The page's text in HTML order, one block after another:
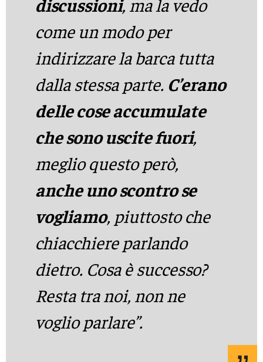
discussioni, ma la vedo
come un modo per
indirizzare la barca tutta
dalla stessa parte. C’erano
delle cose accumulate
che sono uscite fuori,
meglio questo però,
anche uno scontro se
vogliamo, piuttosto che
chiacchiere parlando
dietro. Cosa è successo?
Resta tra noi, non ne
voglio parlare”.